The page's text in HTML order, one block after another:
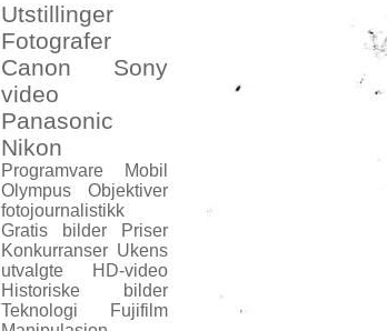
Utstillinger
Fotografer
Canon
Sony
video
Panasonic
Nikon
Programvare
Mobil
Olympus
Objektiver
fotojournalistikk
Gratis bilder
Priser
Konkurranser Ukens
utvalgte
HD-video
Historiske bilder
Teknologi
Fujifilm